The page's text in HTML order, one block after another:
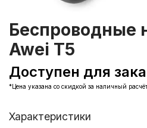
Беспроводные
Awei T5
Доступен для
*Цена указана со скидкой за наличный
Характеристики